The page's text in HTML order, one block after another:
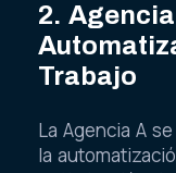
2.
Trabajo
La Agencia A
la